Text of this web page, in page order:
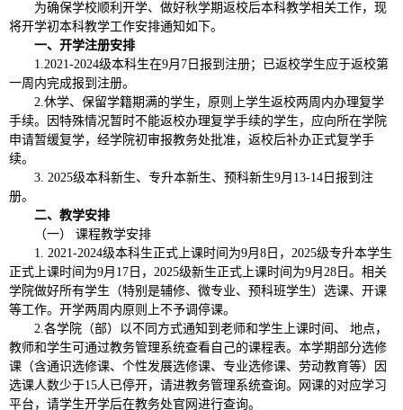
为确保学校顺利开学、做好秋学期返校后本科教学相关工作，现
将开学初本科教学工作安排通知如下。
一、开学注册安排
1.2021-2024级本科生在9月7日报到注册；已返校学生应于返校第
一周内完成报到注册。
2.休学、保留学籍期满的学生，原则上学生返校两周内办理复学
手续。因特殊情况暂时不能返校办理复学手续的学生，应向所在学院
申请暂缓复学，经学院初审报教务处批准，返校后补办正式复学手
续。
3. 2025级本科新生、专升本新生、预科新生9月13-14日报到注
册。
二、教学安排
（一） 课程教学安排
1. 2021-2024级本科生正式上课时间为9月8日，2025级专升本学生
正式上课时间为9月17日，2025级新生正式上课时间为9月28日。相关
学院做好所有学生（特别是辅修、微专业、预科班学生）选课、开课
等工作。开学两周内原则上不予调停课。
2.各学院（部）以不同方式通知到老师和学生上课时间、 地点，
教师和学生可通过教务管理系统查看自己的课程表。本学期部分选修
课（含通识选修课、个性发展选修课、专业选修课、劳动教育等）因
选课人数少于15人已停开，请进教务管理系统查询。网课的对应学习
平台，请学生开学后在教务处官网进行查询。